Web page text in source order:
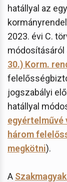
hatállyal az
2023. évi C.
módosításáról
30.) Korm.
jogszabályi
hatállyal
egyértelművé
három
megkötni).
A